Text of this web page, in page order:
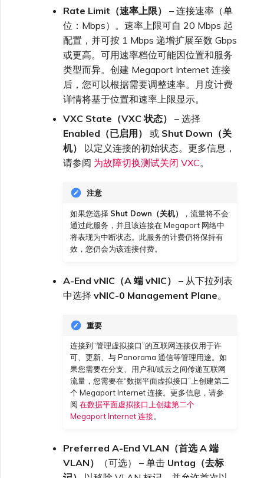
Rate Limit（速率上限）
– 连接速率（单
位：Mbps）。速率上限可自 20 Mbps 起
配置，并可按 1 Mbps 递增扩展至数 Gbps
或更高。可用速率档位可能因位置和服务
类型而异。创建 Megaport Internet 连接
后，您可以根据需要调整速率。月度计费
详情将基于位置和速率上限显示。
VXC State（VXC 状态）
– 选择
Enabled（已启用）
或 Shut Down（关
机）
以定义连接的初始状态。更多信息，
请参阅 为故障切换测试关闭 VXC。
注意
如果您选择 Shut Down（关机）
，流量将不会
通过此服务，并且该连接在 Megaport 网络中
将表现为中断状态。此服务的计费仍将保持有
效，您仍会为该连接付费。
A-End vNIC（A 端 vNIC）
– 从下拉列表
中选择 vNIC-0 Management Plane。
重要
连接到“管理虚拟接口”的互联网连接仅用于许
可、更新、与 Panorama 通信等管理用途。如
果您需要在分支、用户和/或云之间传递互联网
流量，您需要在“数据平面虚拟接口”上创建第二
个 Megaport Internet 连接。更多信息，请参
阅 在数据平面虚拟接口上创建第二个
Megaport Internet 连接。
Preferred A-End VLAN（首选 A 端
VLAN）
（可选） – 单击 Untag（去标